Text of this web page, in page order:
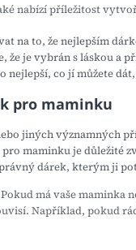
nabízí příležitost
na to, že nejlepším
že je vybrán s láskou a
nejlepší, co jí můžete
pro maminku
jiných významných
maminku je důležité
dárek, kterým ji
Pokud má vaše maminka
Například, pokud